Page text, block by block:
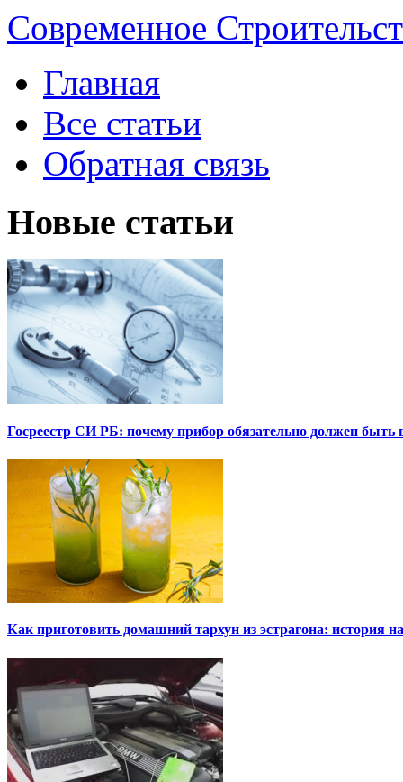
Современное
Главная
Все статьи
Обратная связь
Новые статьи
Госреестр СИ РБ: почему прибор обязательно должен быть
Как приготовить домашний тархун из эстрагона: история